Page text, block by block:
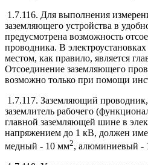
1.7.116. Для выполнения
заземляющего устройства в
предусмотрена возможность
проводника. В
местом, как правило, является
Отсоединение заземляющего
возможно только при помощи
1.7.117. Заземляющий
заземлитель рабочего
главной заземляющей шине в
напряжением до 1 кВ, должен
медный - 10 мм2, алюминиевый -